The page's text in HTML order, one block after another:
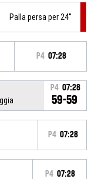
Palla persa per 24''
P4 07:28
P4 07:28
59-59
P4 07:28
P4 07:28